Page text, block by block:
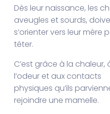
Dès leur naissance, les
aveugles et sourds,
s’orienter vers leur mère
téter.
C’est grâce à la chaleur,
l’odeur et aux contacts
physiques qu’ils
rejoindre une mamelle.